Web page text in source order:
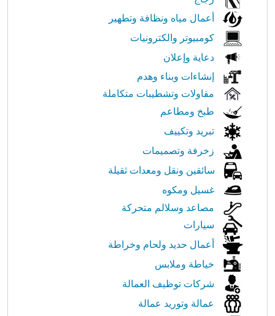
أعمال مياه ونظافة وتطهير
كومبيوتر والكترونيات
دعاية وإعلان
إنشاءات وبناء وهدم
مقاولات وتشطيبات متكاملة
طبخ ومطاعم
تبريد وتكييف
زخرفة وتصميمات
سائقين ونقل ومعدات ثقيلة
غسيل ومكوه
مصاعد وسلالم متحركة
سيارات
أعمال حديد ولحام وخراطة
خياطة وملابس
شركات توظيف العمالة
عمالة وتوريد عمالة